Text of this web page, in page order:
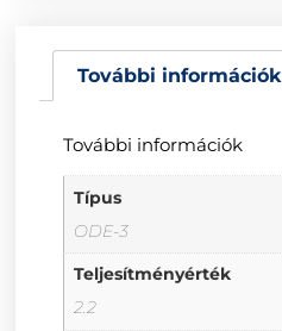
További információk
További információk
Típus
ODE-3
Teljesítményérték
2.2